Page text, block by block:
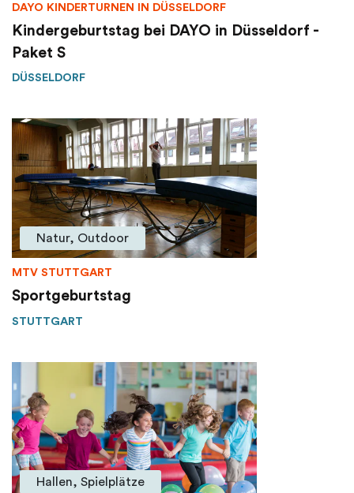
DAYO KINDERTURNEN IN DÜSSELDORF
Kindergeburtstag bei DAYO in Düsseldorf -
Paket S
DÜSSELDORF
Natur, Outdoor
MTV STUTTGART
Sportgeburtstag
STUTTGART
Hallen, Spielplätze